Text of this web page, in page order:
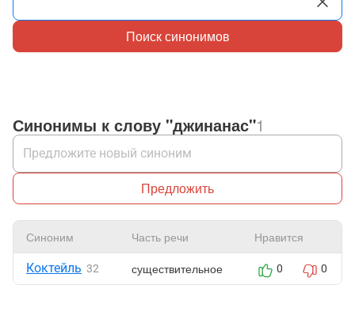
Поиск синонимов
Синонимы к слову "джинанас"1
Предложить
Синоним Часть речи Нравится
Коктейль 32 существительное 0 0